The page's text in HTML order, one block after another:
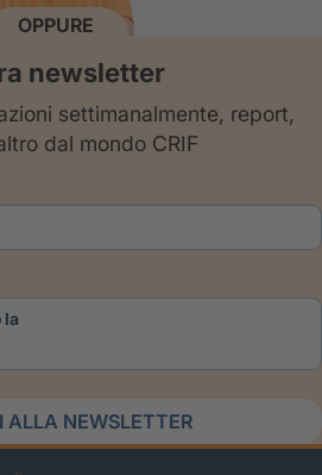
OPPURE
newsletter
settimanalmente, report,
dal mondo CRIF
la
ALLA NEWSLETTER